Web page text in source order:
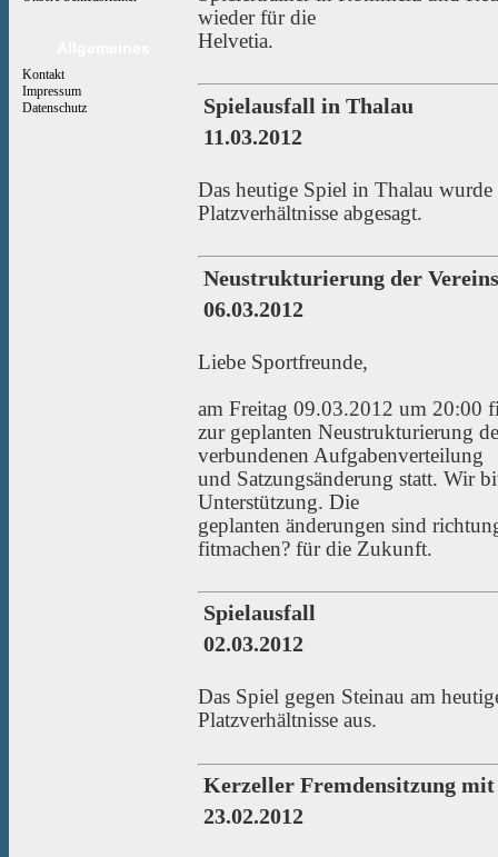
Kontakt
Impressum
Datenschutz
wieder für die
Helvetia.
Spielausfall in Thalau
11.03.2012
Das heutige Spiel in Thalau
Platzverhältnisse abgesagt.
Neustrukturierung der
06.03.2012
Liebe Sportfreunde,
am Freitag 09.03.2012 um 20:00
zur geplanten Neustrukturierung
verbundenen Aufgabenverteilung
und Satzungsänderung statt. Wir
Unterstützung. Die
geplanten änderungen sind
fitmachen? für die Zukunft.
Spielausfall
02.03.2012
Das Spiel gegen Steinau am
Platzverhältnisse aus.
Kerzeller Fremdensitzung
23.02.2012